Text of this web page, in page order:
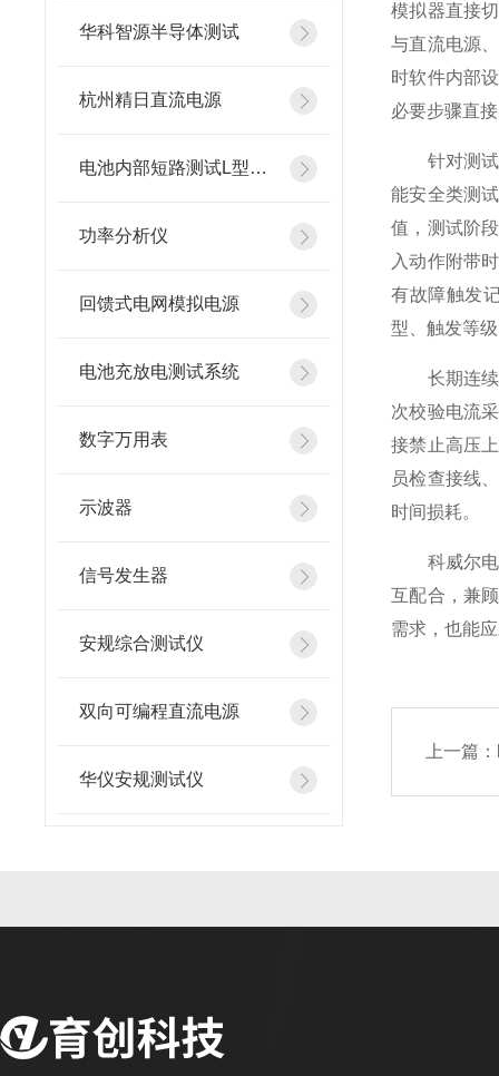
华科智源半导体测试
杭州精日直流电源
电池内部短路测试L型镍片
功率分析仪
回馈式电网模拟电源
电池充放电测试系统
数字万用表
示波器
信号发生器
安规综合测试仪
双向可编程直流电源
华仪安规测试仪
模拟器直接
与直流电源
时软件内部
必要步骤直
针对测试过
能安全类测
值，测试阶
入动作附带
有故障触发
型、触发等
长期连续运
次校验电流
接禁止高压
员检查接线
时间损耗。
科威尔电机
互配合，兼
需求，也能
上一篇：